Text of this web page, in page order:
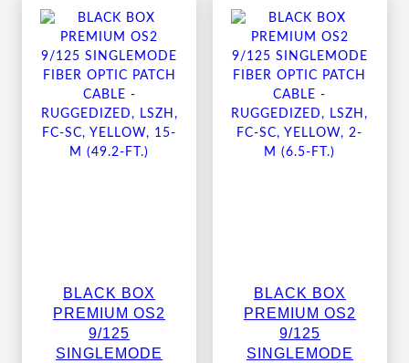
BLACK BOX
PREMIUM OS2
9/125
SINGLEMODE
BLACK BOX
PREMIUM OS2
9/125
SINGLEMODE